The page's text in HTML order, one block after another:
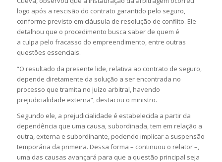
logo após a rescisão do contrato garantido pelo seguro,
conforme previsto em cláusula de resolução de conflito. Ele
detalhou que o procedimento busca saber de quem é
a culpa pelo fracasso do empreendimento, entre outras
questões essenciais.
“O resultado da presente lide , relativa ao contrato de seguro,
depende diretamente da solução a ser encontrada no
processo que tramita no juízo arbitral, havendo
prejudicialidade externa”, destacou o ministro.
Segundo ele, a prejudicialidade é estabelecida a partir da
dependência que uma causa, subordinada, tem em relação a
outra, externa e subordinante, podendo implicar a suspensão
temporária da primeira. Dessa forma – continuou o relator –,
uma das causas avançará para que a questão principal seja